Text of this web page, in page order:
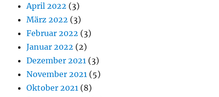
April 2022 (3)
März 2022 (3)
Februar 2022 (3)
Januar 2022 (2)
Dezember 2021 (3)
November 2021 (5)
Oktober 2021 (8)